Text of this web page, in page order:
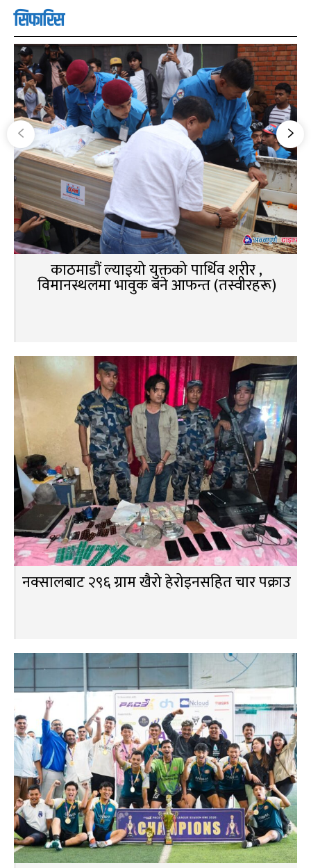
सिफारिस
काठमाडौं ल्याइयो युक्तको पार्थिव शरीर ,
विमानस्थलमा भावुक बने आफन्त (तस्वीरहरू)
नक्सालबाट २९६ ग्राम खैरो हेरोइनसहित चार पक्राउ